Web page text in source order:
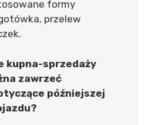
formy
przelew
kupna-sprzedaży
zawrzeć
późniejszej